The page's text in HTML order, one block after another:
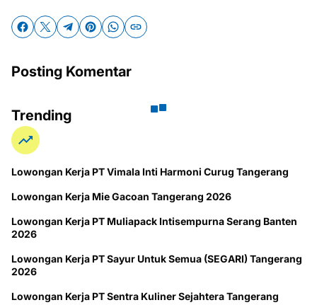
Posting Komentar
Trending
Lowongan Kerja PT Vimala Inti Harmoni Curug Tangerang
Lowongan Kerja Mie Gacoan Tangerang 2026
Lowongan Kerja PT Muliapack Intisempurna Serang Banten
2026
Lowongan Kerja PT Sayur Untuk Semua (SEGARI) Tangerang
2026
Lowongan Kerja PT Sentra Kuliner Sejahtera Tangerang